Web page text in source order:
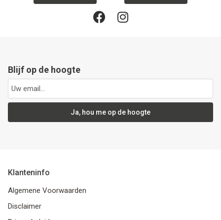
Blijf op de hoogte
Ja, hou me op de hoogte
Klanteninfo
Algemene Voorwaarden
Disclaimer